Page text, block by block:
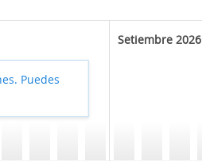
Setiembre 2026
Puedes